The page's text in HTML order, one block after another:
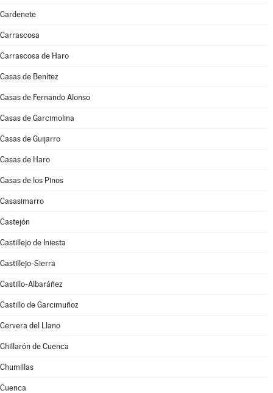
Cardenete
Carrascosa
Carrascosa de Haro
Casas de Benítez
Casas de Fernando Alonso
Casas de Garcimolina
Casas de Guijarro
Casas de Haro
Casas de los Pinos
Casasimarro
Castejón
Castillejo de Iniesta
Castillejo-Sierra
Castillo-Albaráñez
Castillo de Garcimuñoz
Cervera del Llano
Chillarón de Cuenca
Chumillas
Cuenca